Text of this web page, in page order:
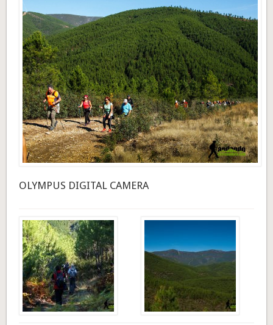
OLYMPUS DIGITAL CAMERA